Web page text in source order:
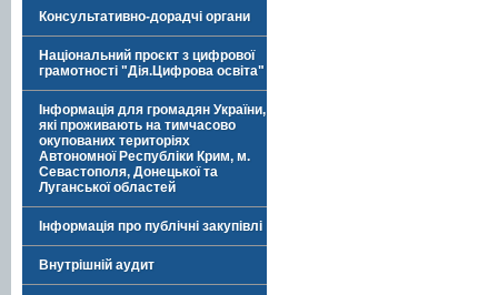
Консультативно-дорадчі органи
Національний проєкт з цифрової
грамотності "Дія.Цифрова освіта"
Інформація для громадян України,
які проживають на тимчасово
окупованих територіях
Автономної Республіки Крим, м.
Севастополя, Донецької та
Луганської областей
Інформація про публічні закупівлі
Внутрішній аудит